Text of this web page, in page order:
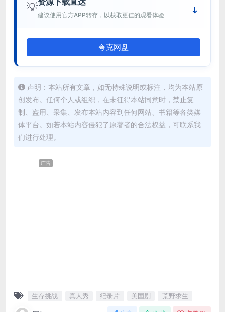
💡
建议使用官方APP转存，以获取更佳的观看体验
夸克网盘
声明：本站所有文章，如无特殊说明或标注，均为本站原
创发布。任何个人或组织，在未征得本站同意时，禁止复
制、盗用、采集、发布本站内容到任何网站、书籍等各类媒
体平台。如若本站内容侵犯了原著者的合法权益，可联系我
们进行处理。
广告
生存挑战 真人秀 纪录片 美国剧 荒野求生